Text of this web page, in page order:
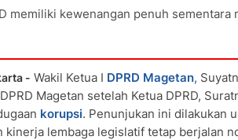
memiliki kewenangan penuh
- Wakil Ketua I DPRD Magetan,
Magetan setelah Ketua DPRD,
korupsi. Penunjukan ini dilakukan
kinerja lembaga legislatif tetap berjalan